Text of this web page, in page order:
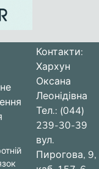
Контакти:
Хархун
Оксана
Леонідівна
Тел.: (044)
239-30-39
вул.
Пирогова, 9,